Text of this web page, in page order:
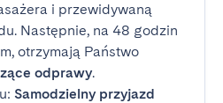
i przewidywaną
Następnie, na 48 godzin
otrzymają Państwo
odprawy.
Samodzielny przyjazd